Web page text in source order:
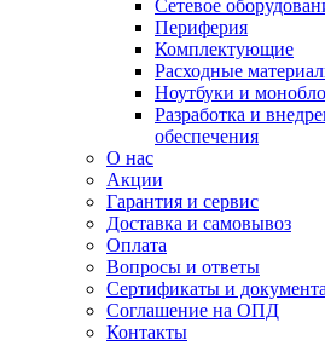
Сетевое
Периферия
Комплектующие
Расходные
Ноутбуки и
Разработка и
обеспечения
О нас
Акции
Гарантия и сервис
Доставка и самовывоз
Оплата
Вопросы и ответы
Сертификаты и
Соглашение на ОПД
Контакты